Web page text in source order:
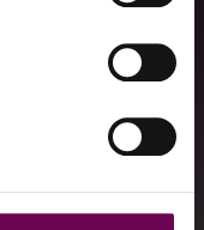
mais iluminada
ou com